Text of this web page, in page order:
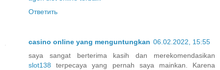
Ответить
casino online yang menguntungkan 06.02.2022, 15:55
saya sangat berterima kasih dan merekomendasikan
slot138 terpecaya yang pernah saya mainkan. Karena